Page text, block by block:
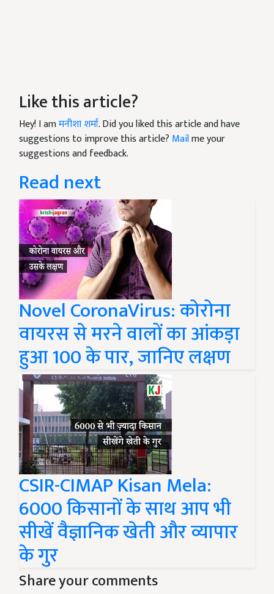
Like this article?
Hey! I amमनीशा शर्मा. Did you liked this article and have
suggestions to improve this article? Mailme your
suggestions and feedback.
Read next
Novel CoronaVirus: कोरोना
वायरस से मरने वालों का आंकड़ा
हुआ 100 के पार, जानिए लक्षण
CSIR-CIMAP Kisan Mela:
6000 किसानों के साथ आप भी
सीखें वैज्ञानिक खेती और व्यापार
के गुर
Share your comments